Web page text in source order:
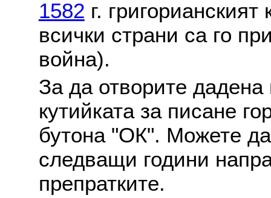
1582 г.
всички страни са го
война).
За да отворите
кутийката за писане
бутона "ОК". Можете
следващи години
препратките.